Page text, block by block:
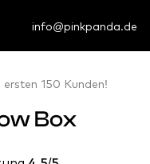
info@pinkpanda.de
ersten 150 Kunden!
Box